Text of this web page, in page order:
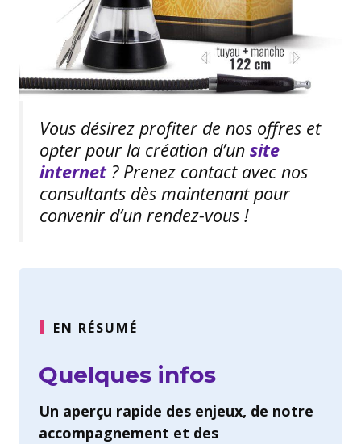
Vous désirez profiter de nos offres et
opter pour la création d’un site
internet? Prenez contact avec nos
consultants dès maintenant pour
convenir d’un rendez-vous !
EN RÉSUMÉ
Quelques infos
Un aperçu rapide des enjeux, de notre
accompagnement et des